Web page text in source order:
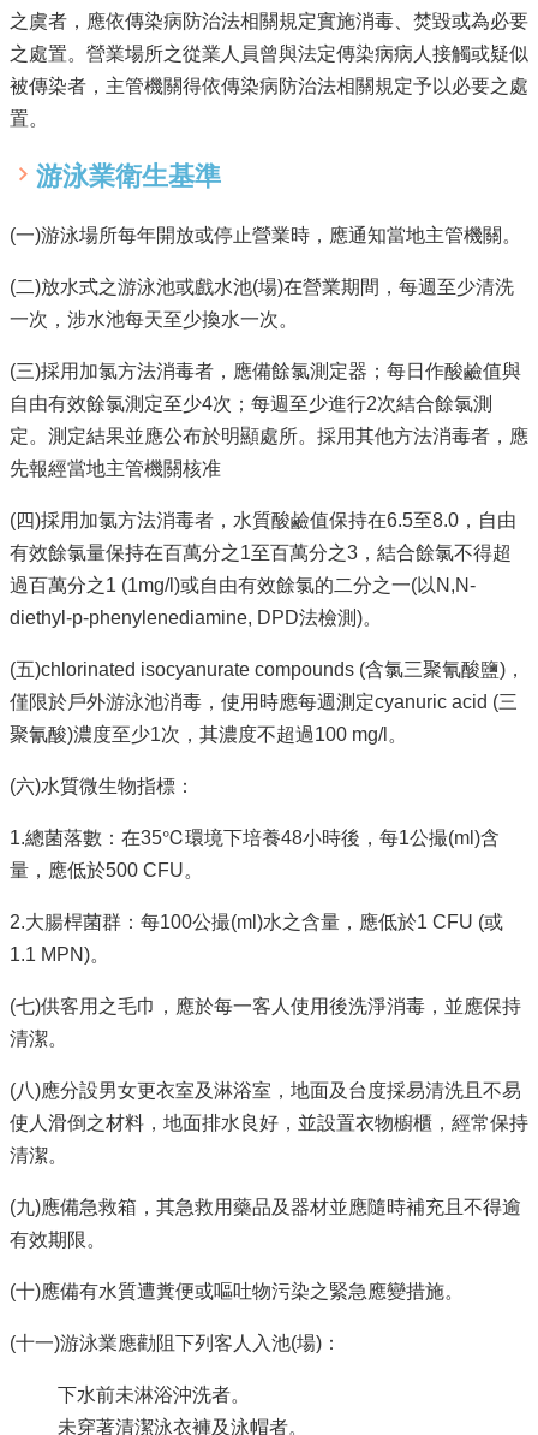
站
導
覽
局
長
箱
粉
專
資
訊
安
全
政
隱
私
權
政
資
料
開
宣
之虞者，應依傳染病防治法相關規定實施消毒、焚毀或為必要
之處置。營業場所之從業人員曾與法定傳染病病人接觸或疑似
被傳染者，主管機關得依傳染病防治法相關規定予以必要之處
置。
游泳業衛生基準
(一)游泳場所每年開放或停止營業時，應通知當地主管機關。
(二)放水式之游泳池或戲水池(場)在營業期間，每週至少清洗
一次，涉水池每天至少換水一次。
(三)採用加氯方法消毒者，應備餘氯測定器；每日作酸鹼值與
自由有效餘氯測定至少4次；每週至少進行2次結合餘氯測
定。測定結果並應公布於明顯處所。採用其他方法消毒者，應
先報經當地主管機關核准
(四)採用加氯方法消毒者，水質酸鹼值保持在6.5至8.0，自由
有效餘氯量保持在百萬分之1至百萬分之3，結合餘氯不得超
過百萬分之1 (1mg/l)或自由有效餘氯的二分之一(以N,N-
diethyl-p-phenylenediamine, DPD法檢測)。
(五)chlorinated isocyanurate compounds (含氯三聚氰酸鹽)，
僅限於戶外游泳池消毒，使用時應每週測定cyanuric acid (三
聚氰酸)濃度至少1次，其濃度不超過100 mg/l。
(六)水質微生物指標：
1.總菌落數：在35℃環境下培養48小時後，每1公撮(ml)含
量，應低於500 CFU。
2.大腸桿菌群：每100公撮(ml)水之含量，應低於1 CFU (或
1.1 MPN)。
(七)供客用之毛巾，應於每一客人使用後洗淨消毒，並應保持
清潔。
(八)應分設男女更衣室及淋浴室，地面及台度採易清洗且不易
使人滑倒之材料，地面排水良好，並設置衣物櫥櫃，經常保持
清潔。
(九)應備急救箱，其急救用藥品及器材並應隨時補充且不得逾
有效期限。
(十)應備有水質遭糞便或嘔吐物污染之緊急應變措施。
(十一)游泳業應勸阻下列客人入池(場)：
下水前未淋浴沖洗者。
未穿著清潔泳衣褲及泳帽者。